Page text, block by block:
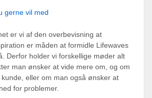
gerne vil med
er vi af den overbevisning at
er måden at formidle Lifewaves
Derfor holder vi forskellige møder alt
man ønsker at vide mere om, og om
eller om man også ønsker at
for problemer.